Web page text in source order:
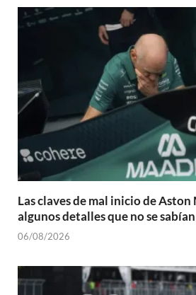
Las claves de mal inicio de
algunos detalles que no se sabían
06/08/2026